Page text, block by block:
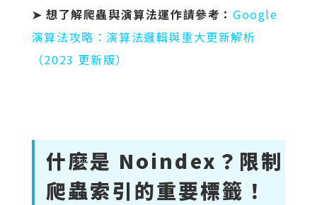
➤ 想了解爬蟲與演算法運作請參考： Google
演算法攻略：演算法邏輯與重大更新解析
（2023 更新版）
什麼是 Noindex？限制
爬蟲索引的重要標籤！